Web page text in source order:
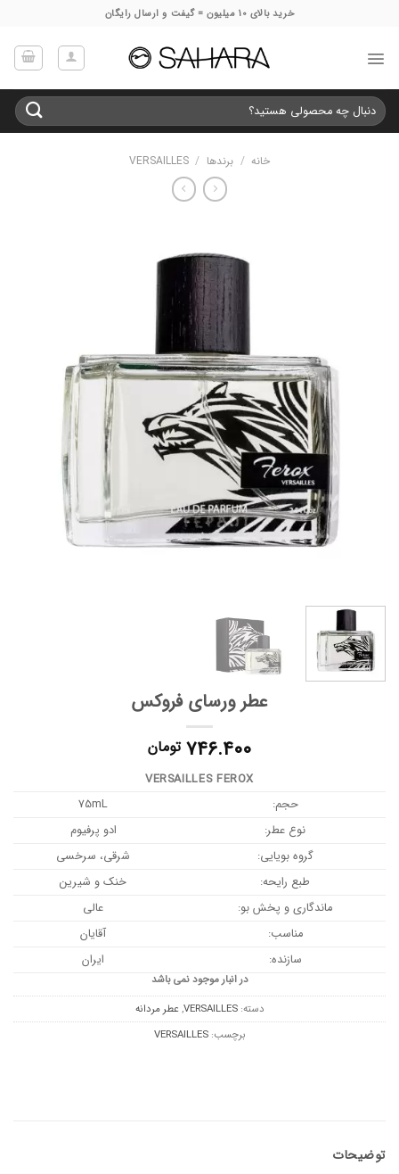
خرید بالای 10 میلیون = گیفت و ارسال رایگان
جستجو
برای:
خانه / برندها /
VERSAILLES
عطر ورسای فروکس
۷۴۶.۴۰۰ تومان
VERSAILLES FEROX
حجم:
75mL
نوع عطر:
ادو پرفیوم
گروه بویایی:
شرقی، سرخسی
طبع رایحه:
خنک و شیرین
ماندگاری و پخش بو:
عالی
مناسب:
آقایان
سازنده:
ایران
در انبار موجود نمی باشد
دسته:VERSAILLES
,عطر مردانه
برچسب:VERSAILLES
توضیحات